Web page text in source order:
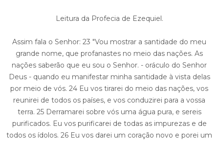
Leitura da Profecia de Ezequiel.
Assim fala o Senhor: 23 "Vou mostrar a santidade do meu
grande nome, que profanastes no meio das nações. As
nações saberão que eu sou o Senhor. - oráculo do Senhor
Deus - quando eu manifestar minha santidade à vista delas
por meio de vós. 24 Eu vos tirarei do meio das nações, vos
reunirei de todos os países, e vos conduzirei para a vossa
terra. 25 Derramarei sobre vós uma água pura, e sereis
purificados. Eu vos purificarei de todas as impurezas e de
todos os ídolos. 26 Eu vos darei um coração novo e porei um